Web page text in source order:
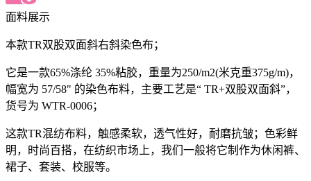
面料展示
本款TR双股双面斜右斜染色布；
它是一款65%涤纶 35%粘胶，重量为250/m2(米克重375g/m)，
幅宽为 57/58" 的染色布料，主要工艺是“ TR+双股双面斜”，
货号为 WTR-0006；
这款TR混纺布料，触感柔软，透气性好，耐磨抗皱；色彩鲜
明，时尚百搭，在纺织市场上，我们一般将它制作为休闲裤、
裙子、套装、校服等。